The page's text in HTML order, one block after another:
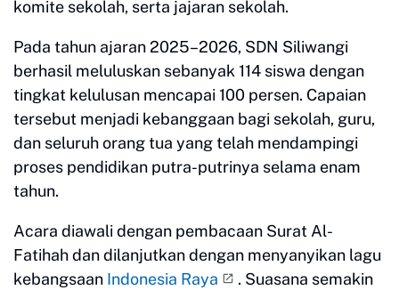
komite sekolah, serta jajaran sekolah.
Pada tahun ajaran 2025–2026, SDN Siliwangi
berhasil meluluskan sebanyak 114 siswa dengan
tingkat kelulusan mencapai 100 persen. Capaian
tersebut menjadi kebanggaan bagi sekolah, guru,
dan seluruh orang tua yang telah mendampingi
proses pendidikan putra-putrinya selama enam
tahun.
Acara diawali dengan pembacaan Surat Al-
Fatihah dan dilanjutkan dengan menyanyikan lagu
kebangsaan Indonesia Raya
. Suasana semakin